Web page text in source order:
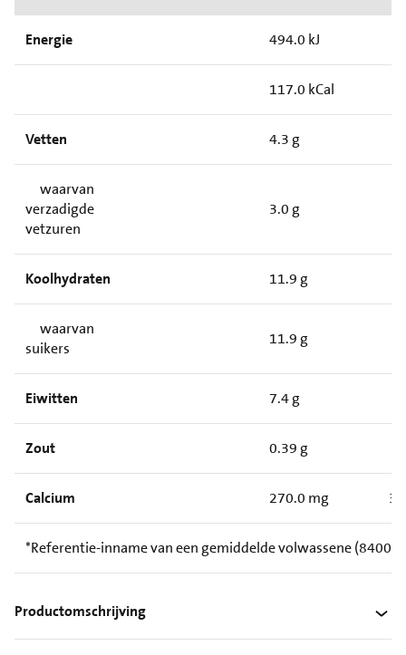
Energie 494.0 kJ
117.0 kCal
Vetten 4.3 g
waarvan
verzadigde
vetzuren
3.0 g
Koolhydraten 11.9 g
waarvan
suikers
11.9 g
Eiwitten 7.4 g
Zout 0.39 g
Calcium 270.0 mg
*Referentie-inname van een gemiddelde volwassene (8400
Productomschrijving